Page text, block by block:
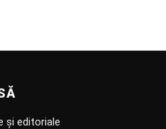
și editoriale